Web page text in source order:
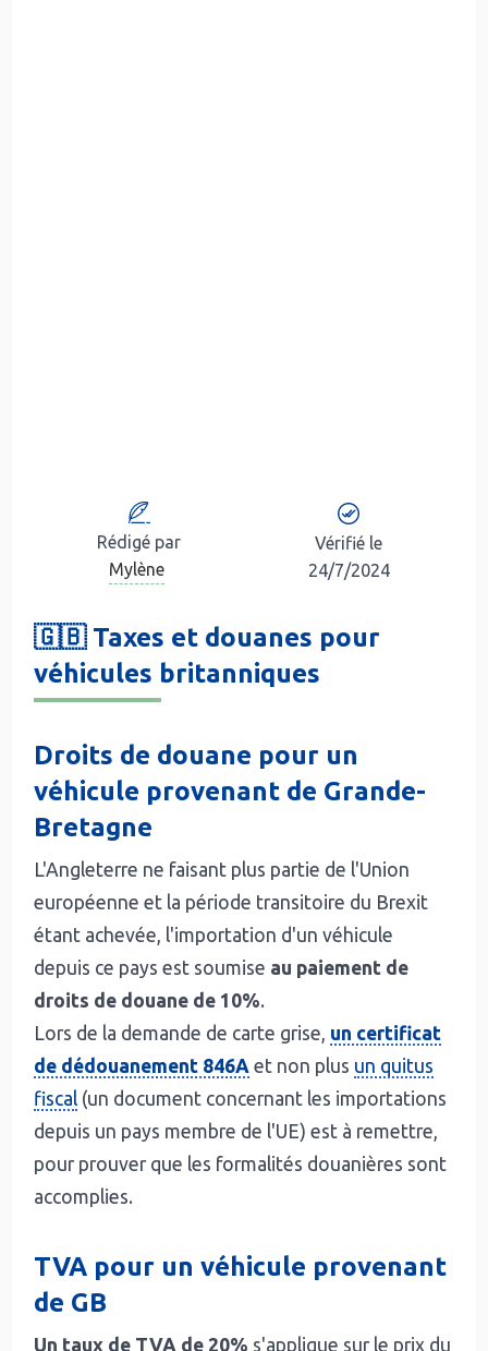
Rédigé par
Mylène
Vérifié le
24/7/2024
🇬🇧 Taxes et douanes pour
véhicules britanniques
Droits de douane pour un
véhicule provenant de Grande-
Bretagne
L'Angleterre ne faisant plus partie de l'Union
européenne et la période transitoire du Brexit
étant achevée, l'importation d'un véhicule
depuis ce pays est soumise au paiement de
droits de douane de 10%.
Lors de la demande de carte grise, un certificat
de dédouanement 846A et non plus un quitus
fiscal (un document concernant les importations
depuis un pays membre de l'UE) est à remettre,
pour prouver que les formalités douanières sont
accomplies.
TVA pour un véhicule provenant
de GB
Un taux de TVA de 20% s'applique sur le prix du